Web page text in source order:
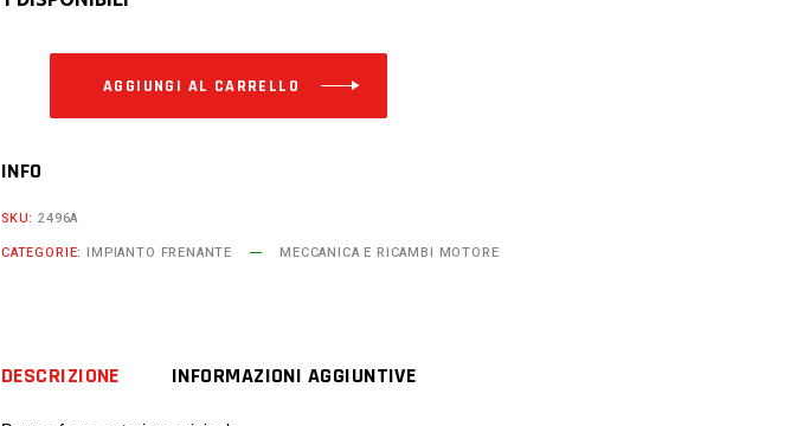
AGGIUNGI AL CARRELLO
INFO
SKU:2496A
CATEGORIE: IMPIANTO FRENANTE MECCANICA E RICAMBI MOTORE
DESCRIZIONE INFORMAZIONI AGGIUNTIVE